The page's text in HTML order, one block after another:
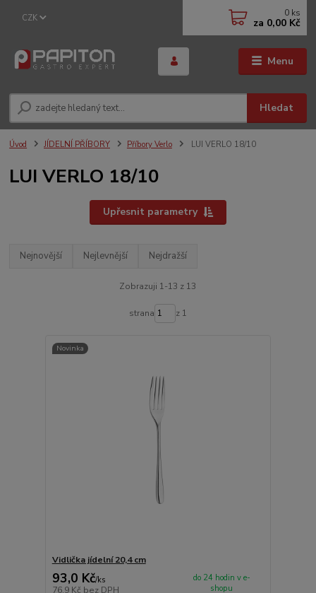
Menu
CZK
Hledat
0 ks
za 0,00 Kč
Úvod JÍDELNÍ PŘÍBORY Příbory Verlo LUI VERLO 18/10
LUI VERLO 18/10
Upřesnit parametry
Nejnovější Nejlevnější Nejdražší
Zobrazuji 1-13 z 13
strana z 1
Novinka
Vidlička jídelní 20,4 cm
93,0 Kč/ks
76,9 Kč bez DPH
do 24 hodin v e-
shopu